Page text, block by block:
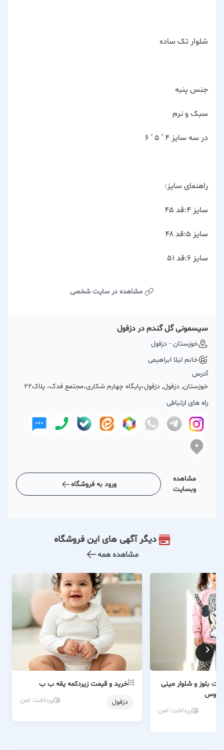
شلوار تک ساده
جنس پنبه
سبک و نرم
در سه سایز ۴ ‘ ۵ ‘ ۶
راهنمای سایز:
سایز ۴:قد ۴۵
سایز ۵:قد ۴۸
سایز ۶:قد ۵۱
مشاهده در سایت شخصی
سیسمونی گل گندم در دزفول
خوزستان - دزفول
خانم لیلا ابراهیمی
آدرس
خوزستان, دزفول, دزفول،پایگاه چهارم شکاری،مجتمع فدک، پلاک22
راه های ارتباطی
مشاهده
وبسایت
ورود به فروشگاه
دیگر آگهی های این فروشگاه
مشاهده همه
بلوز و شلوار مینی
موس
پرداخت امن
خرید و قیمت زیردکمه یقه ب ب
دزفول
پرداخت امن